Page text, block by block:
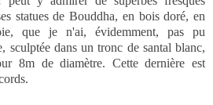
statues de Bouddha, en bois doré, en
que je n'ai, évidemment, pas pu
sculptée dans un tronc de santal blanc,
8m de diamètre. Cette dernière est